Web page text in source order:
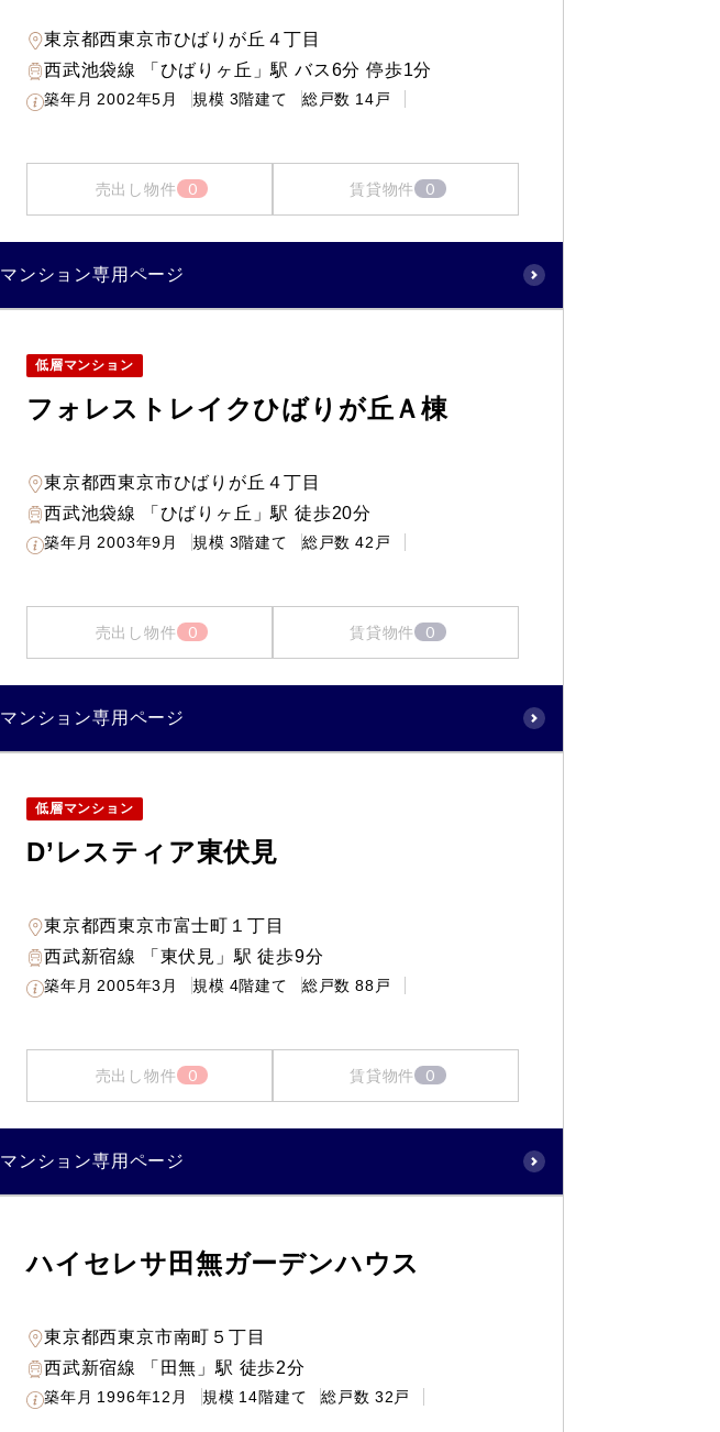
東京都西東京市ひばりが丘４丁目
西武池袋線 「ひばりヶ丘」駅 バス6分 停歩1分
築年月 2002年5月 規模 3階建て 総戸数 14戸
売出し物件 0 賃貸物件 0
マンション専用ページ
低層マンション
フォレストレイクひばりが丘Ａ棟
東京都西東京市ひばりが丘４丁目
西武池袋線 「ひばりヶ丘」駅 徒歩20分
築年月 2003年9月 規模 3階建て 総戸数 42戸
売出し物件 0 賃貸物件 0
マンション専用ページ
低層マンション
D’レスティア東伏見
東京都西東京市富士町１丁目
西武新宿線 「東伏見」駅 徒歩9分
築年月 2005年3月 規模 4階建て 総戸数 88戸
売出し物件 0 賃貸物件 0
マンション専用ページ
ハイセレサ田無ガーデンハウス
東京都西東京市南町５丁目
西武新宿線 「田無」駅 徒歩2分
築年月 1996年12月 規模 14階建て 総戸数 32戸